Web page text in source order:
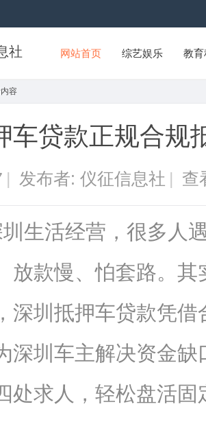
社 网站首页 综艺娱乐 教
容
车贷款正规合规
| 发布者: 仪征信息社 | 查
生活经营，很多人
放款慢、怕套路。
深圳抵押车贷款凭
深圳车主解决资金
处求人，轻松盘活